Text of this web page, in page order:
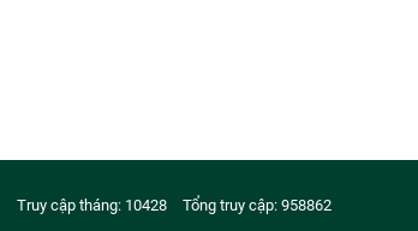
Truy cập tháng: 10428 Tổng truy cập: 958862